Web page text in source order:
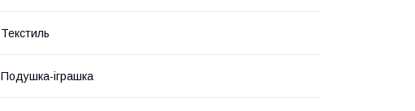
Текстиль
Подушка-іграшка